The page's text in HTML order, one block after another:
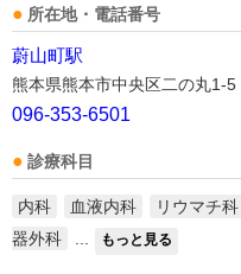
所在地・電話番号
蔚山町駅
熊本県熊本市中央区二の丸1-5
096-353-6501
診療科目
内科 血液内科 リウマチ科
器外科
もっと見る